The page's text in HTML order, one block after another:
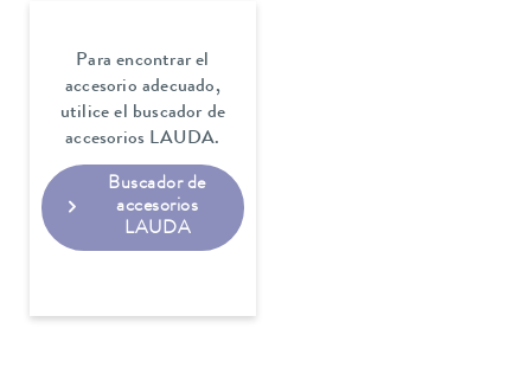
Para encontrar el
accesorio adecuado,
utilice el buscador de
accesorios LAUDA.
Buscador de
accesorios
LAUDA